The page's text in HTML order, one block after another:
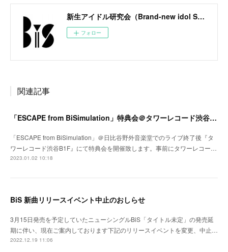
新生アイドル研究会（Brand-new idol Society）公式サイト / BiS OFFICIAL SITE
フォロー
関連記事
「ESCAPE from BiSimulation」特典会＠タワーレコード渋谷B1F開催決定のお知らせ
「ESCAPE from BiSimulation」＠日比谷野外音楽堂でのライブ終了後『タ
ワーレコード渋谷B1F』にて特典会を開催致します。事前にタワーレコー…
2023.01.02 10:18
BiS 新曲リリースイベント中止のおしらせ
3月15日発売を予定していたニューシングルBiS「タイトル未定」の発売延
期に伴い、現在ご案内しております下記のリリースイベントを変更、中止…
2022.12.19 11:06